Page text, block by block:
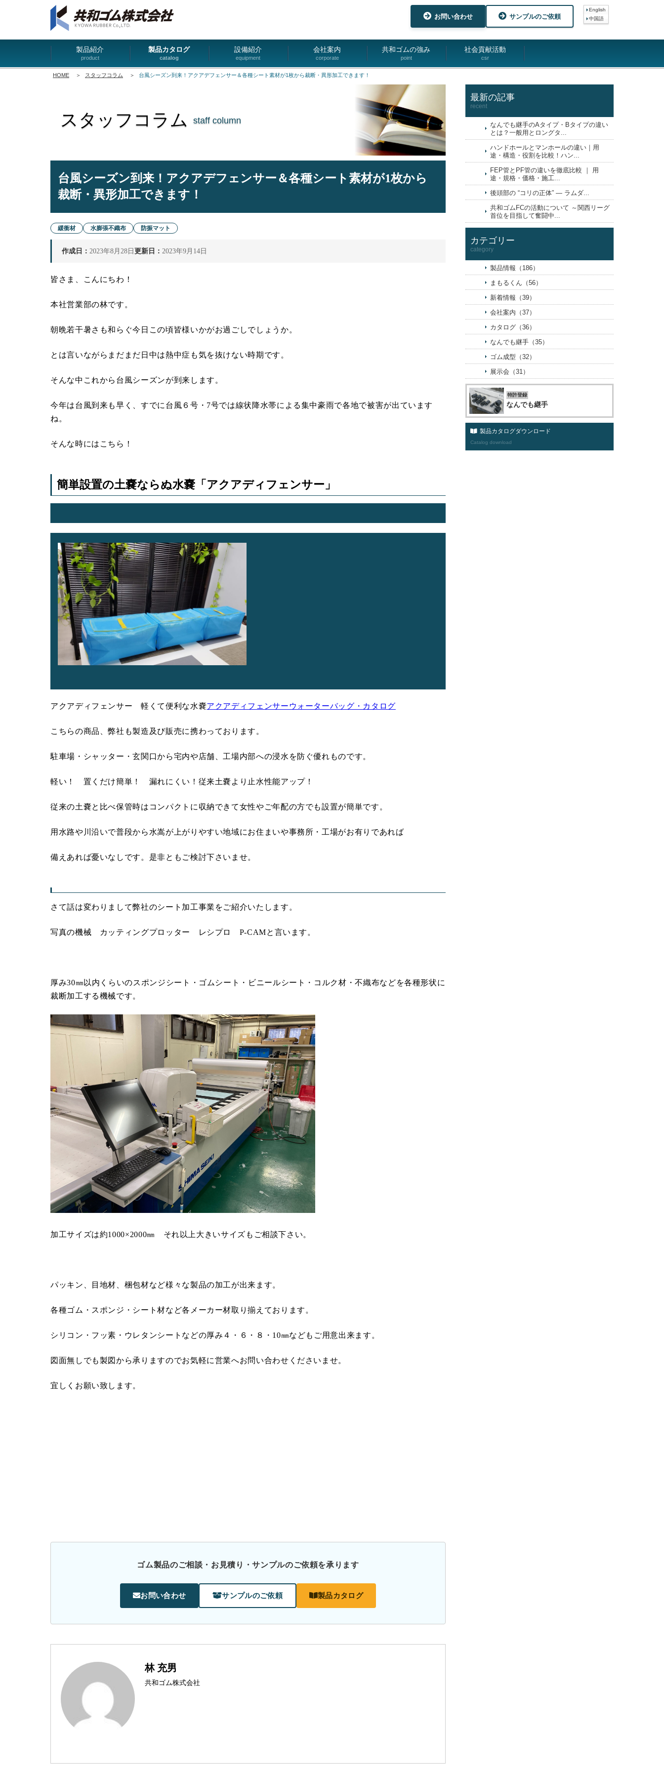
お問い合わせ サンプルのご依頼
English
中国語
製品紹介
product
製品カタログ
catalog
設備紹介
equipment
会社案内
corporate
共和ゴムの強み
point
社会貢献活動
csr
HOME ＞ スタッフコラム ＞ 台風シーズン到来！アクアデフェンサー＆各種シート素材が1枚から裁断・異形加工できます！
スタッフコラム staff column
台風シーズン到来！アクアデフェンサー＆各種シート素材が1枚から
裁断・異形加工できます！
緩衝材 水膨張不織布 防振マット
作成日： 2023年8月28日 更新日： 2023年9月14日
皆さま、こんにちわ！
本社営業部の林です。
朝晩若干暑さも和らぐ今日この頃皆様いかがお過ごしでしょうか。
とは言いながらまだまだ日中は熱中症も気を抜けない時期です。
そんな中これから台風シーズンが到来します。
今年は台風到来も早く、すでに台風６号・7号では線状降水帯による集中豪雨で各地で被害が出ています
ね。
そんな時にはこちら！
簡単設置の土嚢ならぬ水嚢「アクアディフェンサー」
アクアディフェンサー 軽くて便利な水嚢アクアディフェンサーウォーターバッグ・カタログ
こちらの商品、弊社も製造及び販売に携わっております。
駐車場・シャッター・玄関口から宅内や店舗、工場内部への浸水を防ぐ優れものです。
軽い！ 置くだけ簡単！ 漏れにくい！従来土嚢より止水性能アップ！
従来の土嚢と比べ保管時はコンパクトに収納できて女性やご年配の方でも設置が簡単です。
用水路や川沿いで普段から水嵩が上がりやすい地域にお住まいや事務所・工場がお有りであれば
備えあれば憂いなしです。是非ともご検討下さいませ。
さて話は変わりまして弊社のシート加工事業をご紹介いたします。
写真の機械 カッティングプロッター レシプロ P-CAMと言います。
厚み30㎜以内くらいのスポンジシート・ゴムシート・ビニールシート・コルク材・不織布などを各種形状に
裁断加工する機械です。
加工サイズは約1000×2000㎜ それ以上大きいサイズもご相談下さい。
パッキン、目地材、梱包材など様々な製品の加工が出来ます。
各種ゴム・スポンジ・シート材など各メーカー材取り揃えております。
シリコン・フッ素・ウレタンシートなどの厚み４・６・８・10㎜などもご用意出来ます。
図面無しでも製図から承りますのでお気軽に営業へお問い合わせくださいませ。
宜しくお願い致します。
ゴム製品のご相談・お見積り・サンプルのご依頼を承ります
お問い合わせ サンプルのご依頼 製品カタログ
林 充男
共和ゴム株式会社
最新の記事
recent
なんでも継手のAタイプ・Bタイプの違い
とは？一般用とロングタ...
ハンドホールとマンホールの違い｜用
途・構造・役割を比較！ハン...
FEP管とPF管の違いを徹底比較 ｜ 用
途・規格・価格・施工...
後頭部の “コリの正体” ― ラムダ...
共和ゴムFCの活動について ～関西リーグ
首位を目指して奮闘中...
カテゴリー
category
製品情報（186）
まもるくん（56）
新着情報（39）
会社案内（37）
カタログ（36）
なんでも継手（35）
ゴム成型（32）
展示会（31）
特許登録
なんでも継手
製品カタログダウンロード
Catalog download